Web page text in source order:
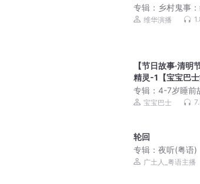
专辑： 乡村鬼事
恐怖故事
维华演播
【节日故事·清
精灵-1【宝宝巴士
专辑： 4-7岁睡前
睡童话大全
宝宝巴士
轮回
专辑： 夜听(粤语)
广土人_粤语主播